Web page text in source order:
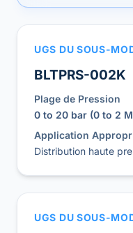
UGS DU SOUS-
BLTPRS-002K
Plage de Pression
0 to 20 bar (0 to 2
Application
Distribution haute
UGS DU SOUS-